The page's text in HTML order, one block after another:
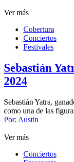
Ver más
Cobertura
Conciertos
Festivales
Sebastián
2024
Sebastián Yatra,
como una de las
Por: Austin
Ver más
Conciertos